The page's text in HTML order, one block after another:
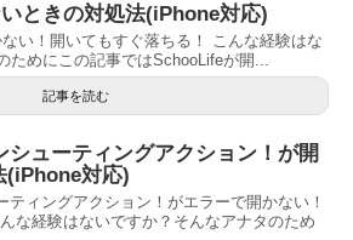
ときの対処法(iPhone対応)
い！開いてもすぐ落ちる！ こんな経験はな
ためにこの記事ではSchooLifeが開...
記事を読む
シューティングアクション！が開
(iPhone対応)
ティングアクション！がエラーで開かない！
な経験はないですか？そんなアナタのため